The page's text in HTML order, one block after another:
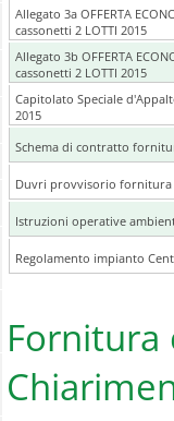
Allegato 3a OFFERTA
cassonetti 2 LOTTI 2015
Allegato 3b OFFERTA
cassonetti 2 LOTTI 2015
Capitolato Speciale
2015
Schema di contratto
Duvri provvisorio fornitura
Istruzioni operative
Regolamento impianto
Fornitura